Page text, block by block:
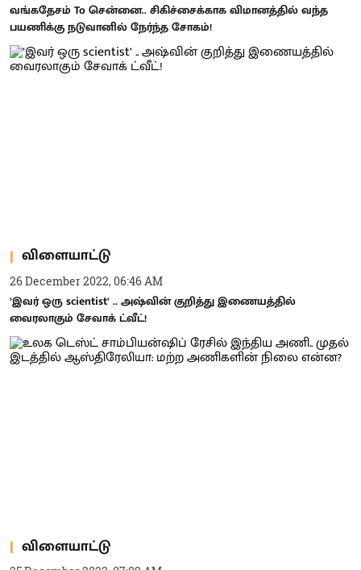
வங்கதேசம் To சென்னை.. சிகிச்சைக்காக விமானத்தில் வந்த
பயணிக்கு நடுவானில் நேர்ந்த சோகம்!
விளையாட்டு
26 December 2022, 06:46 AM
’இவர் ஒரு scientist’ .. அஷ்வின் குறித்து இணையத்தில்
வைரலாகும் சேவாக் ட்வீட்!
விளையாட்டு